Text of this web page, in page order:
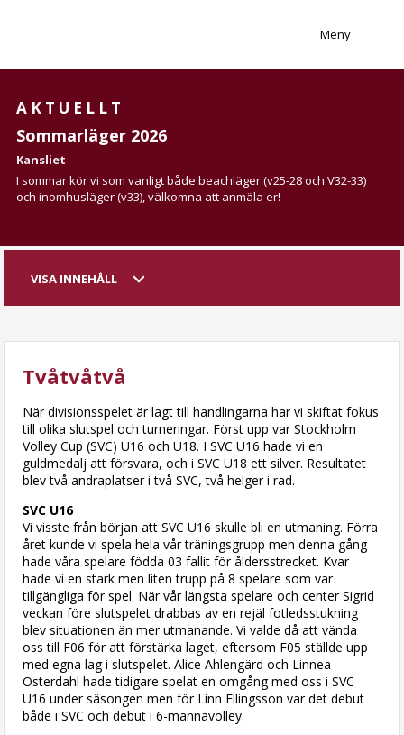
Meny
AKTUELLT
Sommarläger 2026
Kansliet
I sommar kör vi som vanligt både beachläger (v25-28 och V32-33)
och inomhusläger (v33), välkomna att anmäla er!
VISA INNEHÅLL
Tvåtvåtvå
När divisionsspelet är lagt till handlingarna har vi skiftat fokus
till olika slutspel och turneringar. Först upp var Stockholm
Volley Cup (SVC) U16 och U18. I SVC U16 hade vi en
guldmedalj att försvara, och i SVC U18 ett silver. Resultatet
blev två andraplatser i två SVC, två helger i rad.
SVC U16
Vi visste från början att SVC U16 skulle bli en utmaning. Förra
året kunde vi spela hela vår träningsgrupp men denna gång
hade våra spelare födda 03 fallit för åldersstrecket. Kvar
hade vi en stark men liten trupp på 8 spelare som var
tillgängliga för spel. När vår längsta spelare och center Sigrid
veckan före slutspelet drabbas av en rejäl fotledsstukning
blev situationen än mer utmanande. Vi valde då att vända
oss till F06 för att förstärka laget, eftersom F05 ställde upp
med egna lag i slutspelet. Alice Ahlengärd och Linnea
Österdahl hade tidigare spelat en omgång med oss i SVC
U16 under säsongen men för Linn Ellingsson var det debut
både i SVC och debut i 6-mannavolley.